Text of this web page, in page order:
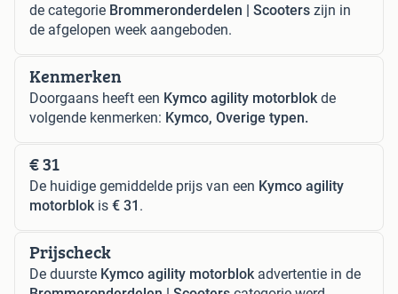
de categorie Brommeronderdelen | Scooters zijn in
de afgelopen week aangeboden.
Kenmerken
Doorgaans heeft een Kymco agility motorblokde
volgende kenmerken: Kymco, Overige typen.
€ 31
De huidige gemiddelde prijs van een Kymco agility
motorblokis € 31 .
Prijscheck
De duurste Kymco agility motorblokadvertentie in de